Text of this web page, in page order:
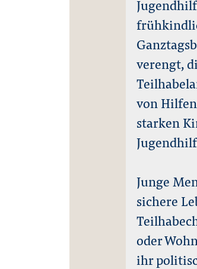
verengt,
von
starken
Junge
sichere
oder
ihr